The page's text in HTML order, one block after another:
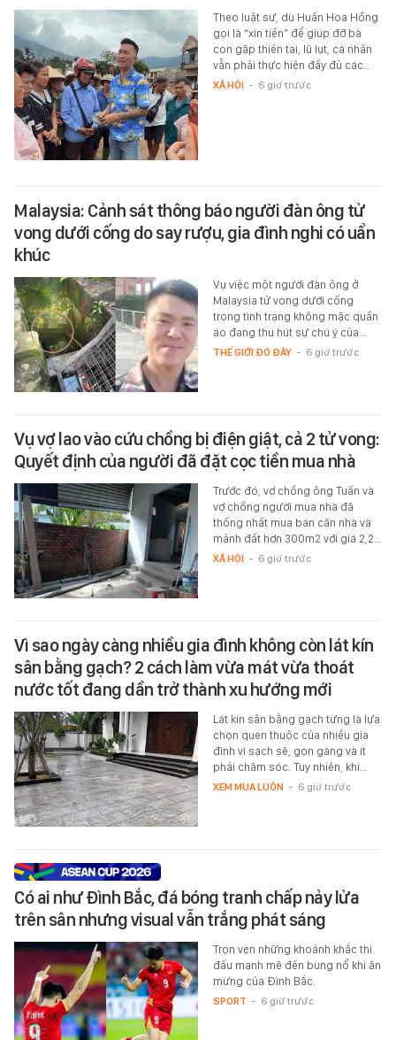
Theo luật sư, dù Huấn Hoa Hồng
gọi là “xin tiền” để giúp đỡ bà
con gặp thiên tai, lũ lụt, cá nhân
vẫn phải thực hiện đầy đủ các…
XÃ HỘI - 6 giờ trước
Malaysia: Cảnh sát thông báo người đàn ông tử
vong dưới cống do say rượu, gia đình nghi có uẩn
khúc
Vụ việc một người đàn ông ở
Malaysia tử vong dưới cống
trong tình trạng không mặc quần
áo đang thu hút sự chú ý của…
THẾ GIỚI ĐÓ ĐÂY - 6 giờ trước
Vụ vợ lao vào cứu chồng bị điện giật, cả 2 tử vong:
Quyết định của người đã đặt cọc tiền mua nhà
Trước đó, vợ chồng ông Tuấn và
vợ chồng người mua nhà đã
thống nhất mua bán căn nhà và
mảnh đất hơn 300m2 với giá 2,2…
XÃ HỘI - 6 giờ trước
Vì sao ngày càng nhiều gia đình không còn lát kín
sân bằng gạch? 2 cách làm vừa mát vừa thoát
nước tốt đang dần trở thành xu hướng mới
Lát kín sân bằng gạch từng là lựa
chọn quen thuộc của nhiều gia
đình vì sạch sẽ, gọn gàng và ít
phải chăm sóc. Tuy nhiên, khi…
XEM MUA LUÔN - 6 giờ trước
Có ai như Đình Bắc, đá bóng tranh chấp nảy lửa
trên sân nhưng visual vẫn trắng phát sáng
Trọn vẹn những khoảnh khắc thi
đấu mạnh mẽ đến bùng nổ khi ăn
mừng của Đình Bắc.
SPORT - 6 giờ trước